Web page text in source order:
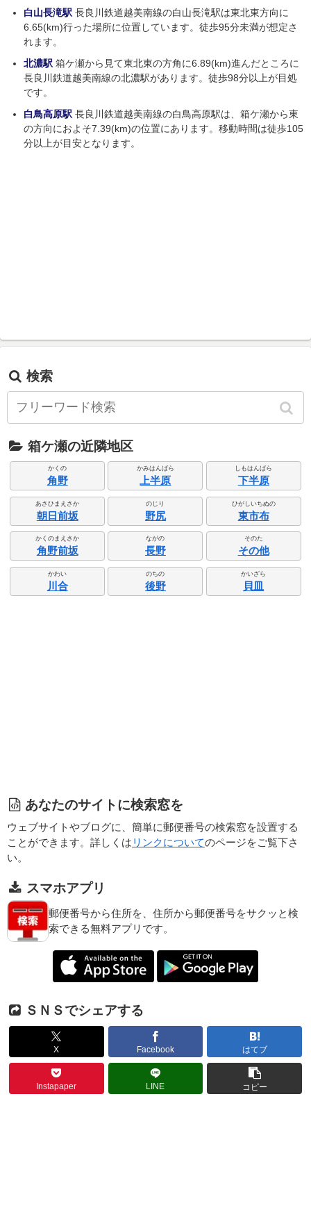
白山長滝駅 長良川鉄道越美南線の白山長滝駅は東北東方向に
6.65(km)行った場所に位置しています。徒歩95分未満が想定さ
れます。
北濃駅 箱ケ瀬から見て東北東の方角に6.89(km)進んだところに
長良川鉄道越美南線の北濃駅があります。徒歩98分以上が目処
です。
白鳥高原駅 長良川鉄道越美南線の白鳥高原駅は、箱ケ瀬から東
の方向におよそ7.39(km)の位置にあります。移動時間は徒歩105
分以上が目安となります。
検索
箱ケ瀬の近隣地区
かくの
角野
かみはんばら
上半原
しもはんばら
下半原
あさひまえさか
朝日前坂
のじり
野尻
ひがしいちぬの
東市布
かくのまえさか
角野前坂
ながの
長野
そのた
その他
かわい
川合
のちの
後野
かいざら
貝皿
あなたのサイトに検索窓を
ウェブサイトやブログに、簡単に郵便番号の検索窓を設置する
ことができます。詳しくは リンクについてのページをご覧下さ
い。
スマホアプリ
郵便番号から住所を、住所から郵便番号をサクッと検
索できる無料アプリです。
ＳＮＳでシェアする
X Facebook はてブ
Instapaper LINE コピー